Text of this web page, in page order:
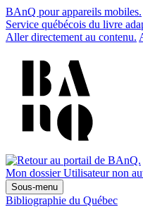
BAnQ pour appareils mobiles.
Service québécois du livre
Aller directement au contenu.
Mon dossier Utilisateur non
Sous-menu
Bibliographie du Québec